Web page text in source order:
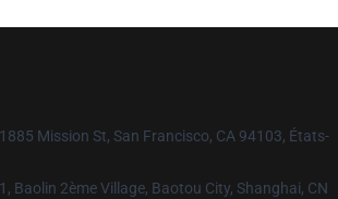
Mission St, San Francisco, CA 94103, États-
Baolin 2ème Village, Baotou City, Shanghai, CN